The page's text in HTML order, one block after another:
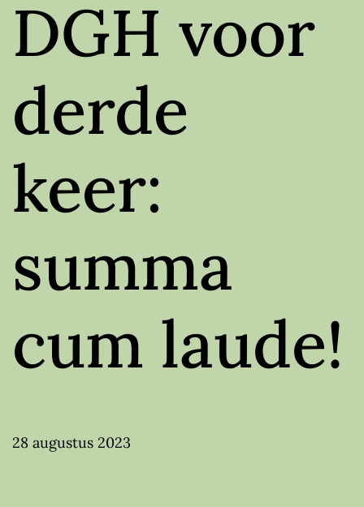
DGH voor
derde
keer:
summa
cum laude!
28 augustus 2023